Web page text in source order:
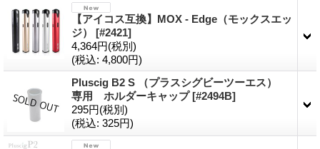
【アイコス互換】MOX - Edge（モックスエッ
ジ） [#2421]
4,364円(税別)
(税込: 4,800円)
Pluscig B2 S （プラスシグビーツーエス）
専用 ホルダーキャップ[#2494B]
295円(税別)
(税込: 325円)